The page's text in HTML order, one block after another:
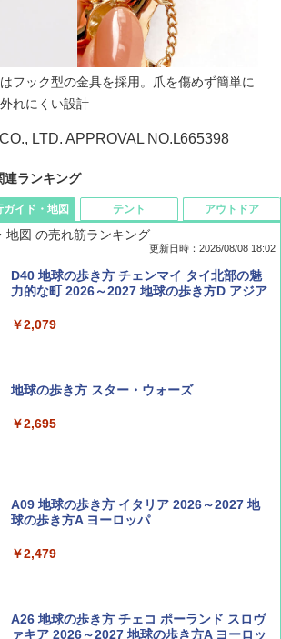
フック型の金具を採用。爪を傷めず簡単に
れにくい設計
LTD. APPROVAL NO.L665398
ランキング
BE-PAL(ビ-パル) 2026年 9 月号【特別付録:
SOTO ミニマル"旅"財布 ランダム2種】
￥1,500
ディズニーファン ２０２６年 ９月号 [雑
山と溪谷 2026年8月号「南アルプス大全」
Coyote No.89 特集 星野道夫 夢見る旅
ガイド・地図
地図 の売れ筋ランキング
更新日時：2026/08/08 18:02
D40 地球の歩き方 チェンマイ タイ北部の魅
力的な町 2026～2027 地球の歩き方D アジア
￥2,079
地球の歩き方 スター・ウォーズ
￥2,695
A09 地球の歩き方 イタリア 2026～2027 地
球の歩き方A ヨーロッパ
￥2,479
A26 地球の歩き方 チェコ ポーランド スロヴ
ァキア 2026～2027 地球の歩き方A ヨーロッ
テント アウトドア